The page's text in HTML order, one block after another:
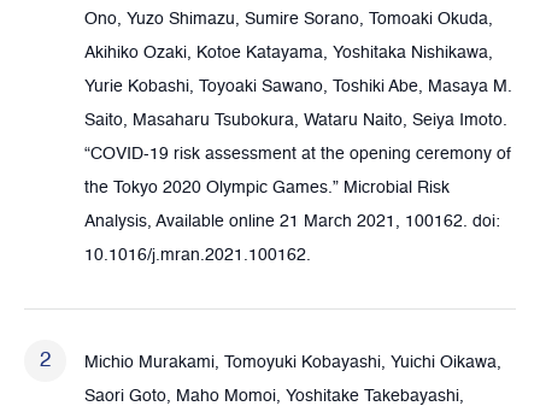
Ono, Yuzo Shimazu, Sumire Sorano, Tomoaki Okuda,
Akihiko Ozaki, Kotoe Katayama, Yoshitaka Nishikawa,
Yurie Kobashi, Toyoaki Sawano, Toshiki Abe, Masaya M.
Saito, Masaharu Tsubokura, Wataru Naito, Seiya Imoto.
“COVID-19 risk assessment at the opening ceremony of
the Tokyo 2020 Olympic Games.” Microbial Risk
Analysis, Available online 21 March 2021, 100162. doi:
10.1016/j.mran.2021.100162.
Michio Murakami, Tomoyuki Kobayashi, Yuichi Oikawa,
Saori Goto, Maho Momoi, Yoshitake Takebayashi,